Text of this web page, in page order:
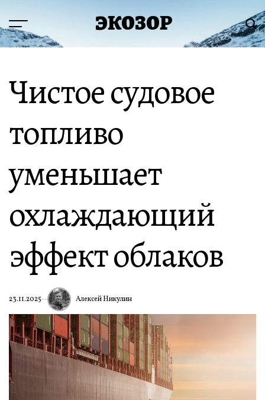
содержимому
Меню ЭКОЗОР
Чистое судовое
топливо
уменьшает
охлаждающий
эффект облаков
23.11.2025 Алексей Никулин